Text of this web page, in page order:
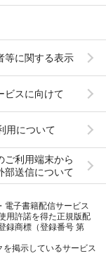
等に関する表示
ビスに向けて
用について
ご利用端末から
部送信について
電子書籍配信サービス
用許諾を得た正規版配
録商標（登録番号 第
掲示しているサービス